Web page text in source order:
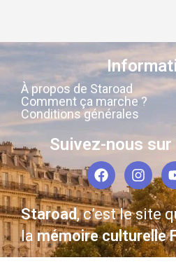
À propos de Staroad
Comment ça marche ?
Conditions générales
Suivez-nous
Staroad, c’est le site
lamémoire culturelle